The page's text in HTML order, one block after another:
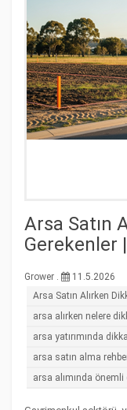
Arsa Satın
Gerekenler
Grower .
11.5.2026
Arsa Satın Alırken
arsa alırken nelere
arsa yatırımında
arsa satın alma
arsa alımında